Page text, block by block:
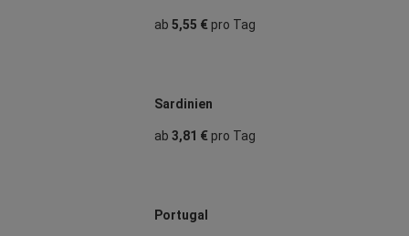
ab 5,55 €pro Tag
Sardinien
ab 3,81 €pro Tag
Portugal